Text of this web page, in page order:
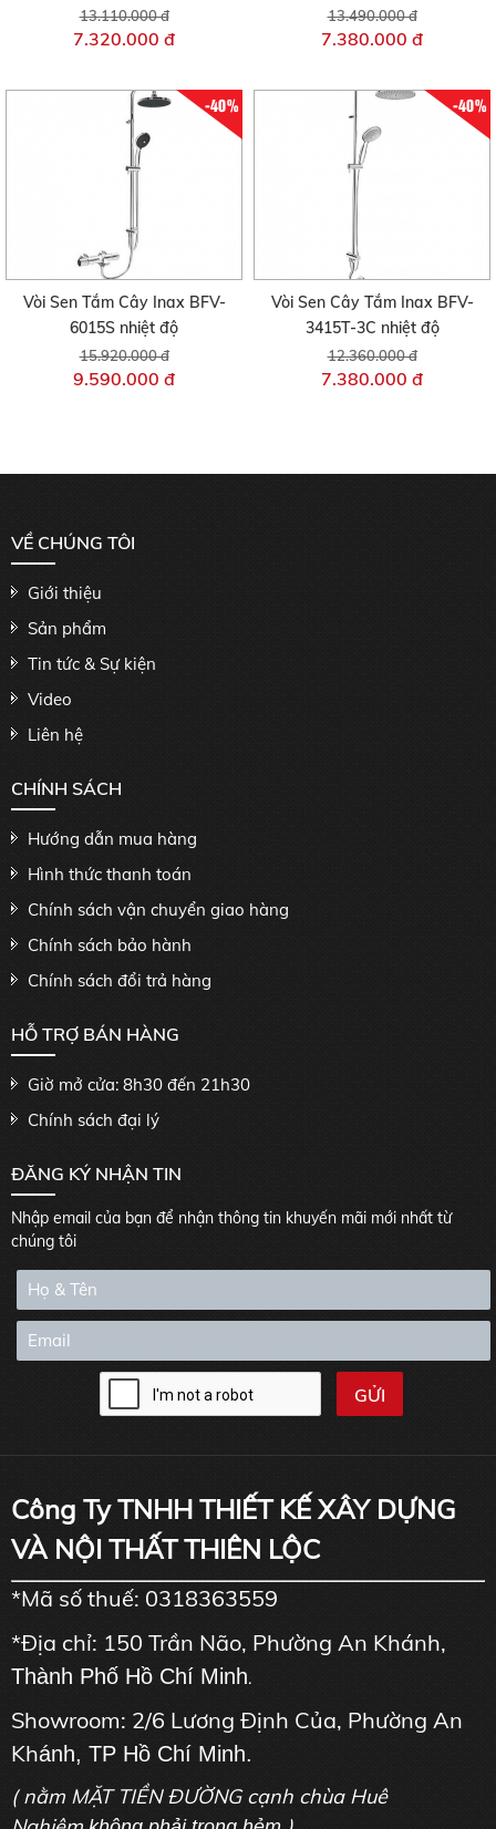
13.110.000 đ
7.320.000 đ
13.490.000 đ
7.380.000 đ
-40%
Vòi Sen Tắm Cây Inax BFV-
6015S nhiệt độ
15.920.000 đ
9.590.000 đ
-40%
Vòi Sen Cây Tắm Inax BFV-
3415T-3C nhiệt độ
12.360.000 đ
7.380.000 đ
VỀ CHÚNG TÔI
Giới thiệu
Sản phẩm
Tin tức & Sự kiện
Video
Liên hệ
CHÍNH SÁCH
Hướng dẫn mua hàng
Hình thức thanh toán
Chính sách vận chuyển giao hàng
Chính sách bảo hành
Chính sách đổi trả hàng
HỖ TRỢ BÁN HÀNG
Giờ mở cửa: 8h30 đến 21h30
Chính sách đại lý
ĐĂNG KÝ NHẬN TIN
Nhập email của bạn để nhận thông tin khuyến mãi mới nhất từ
chúng tôi
Công Ty TNHH THIẾT KẾ XÂY DỰNG
VÀ NỘI THẤT THIÊN LỘC
*Mã số thuế: 0318363559
*Địa chỉ: 150 Trần Não, Phường An Khánh,
Thành Phố Hồ Chí Minh.
Showroom: 2/6 Lương Định Của, Phường An
Khánh, TP Hồ Chí Minh.
( nằm MẶT TIỀN ĐƯỜNG cạnh chùa Huê